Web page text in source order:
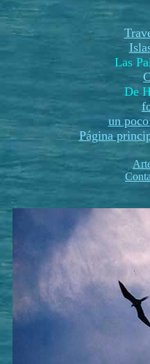
Las
De
un
Página